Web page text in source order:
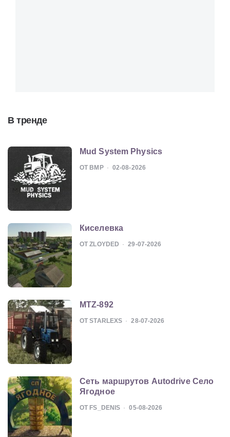
В тренде
Mud System Physics
ОТ BMP 02-08-2026
Киселевка
ОТ ZLOYDED 29-07-2026
MTZ-892
ОТ STARLEXS 28-07-2026
Сеть маршрутов Autodrive Село
Ягодное
ОТ FS_DENIS 05-08-2026